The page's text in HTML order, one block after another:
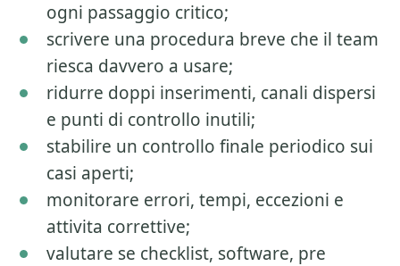
ogni passaggio critico;
scrivere una procedura breve che il team
riesca davvero a usare;
ridurre doppi inserimenti, canali dispersi
e punti di controllo inutili;
stabilire un controllo finale periodico sui
casi aperti;
monitorare errori, tempi, eccezioni e
attivita correttive;
valutare se checklist, software, pre